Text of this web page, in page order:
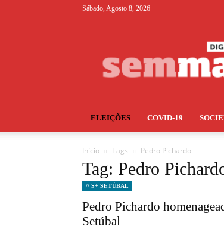
Sábado, Agosto 8, 2026
ELEIÇÕES COVID-19
Início Tags Pedro Pichardo
Tag: Pedro
// S+ SETÚBAL
Pedro Pichardo
Setúbal